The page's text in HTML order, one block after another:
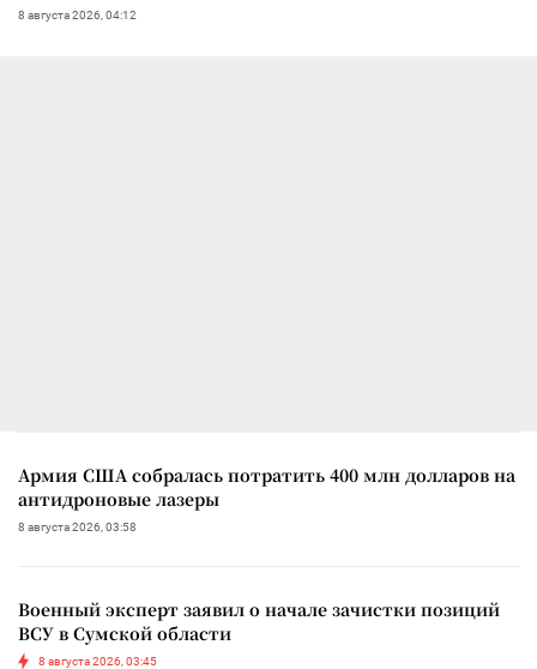
8 августа 2026, 04:12
Армия США собралась потратить 400 млн долларов на
антидроновые лазеры
8 августа 2026, 03:58
Военный эксперт заявил о начале зачистки позиций
ВСУ в Сумской области
8 августа 2026, 03:45